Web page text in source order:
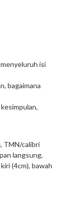
isi
bagaimana
TMN/calibri
langsung,
(4cm), bawah